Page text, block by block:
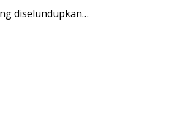
diselundupkan…